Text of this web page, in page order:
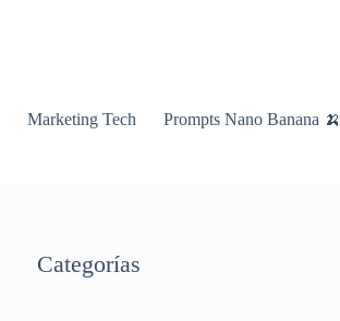
Marketing Tech Prompts Nano Banana 🍌
Categorías